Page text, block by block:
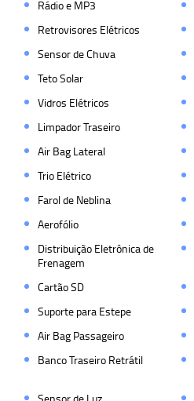
Rádio e MP3
Retrovisores Elétricos
Sensor de Chuva
Teto Solar
Vidros Elétricos
Limpador Traseiro
Air Bag Lateral
Trio Elétrico
Farol de Neblina
Aerofólio
Distribuição Eletrônica de
Frenagem
Cartão SD
Suporte para Estepe
Air Bag Passageiro
Banco Traseiro Retrátil